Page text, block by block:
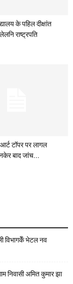
के पहिल दीक्षांत
राष्ट्रपति
टॉपर पर लागल
बाद जांच...
विभागकेँ भेटल नव
निवासी अमित कुमार झा